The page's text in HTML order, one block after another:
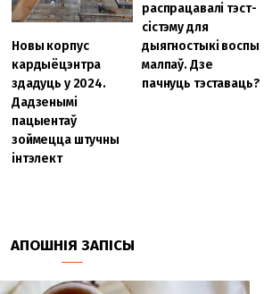
Новы корпус
кардыёцэнтра
здадуць у 2024.
Дадзенымі
пацыентаў
зоймецца штучны
інтэлект
распрацавалі тэст-
сістэму для
дыягностыкі воспы
малпаў. Дзе
пачнуць тэставаць?
АПОШНІЯ ЗАПІСЫ